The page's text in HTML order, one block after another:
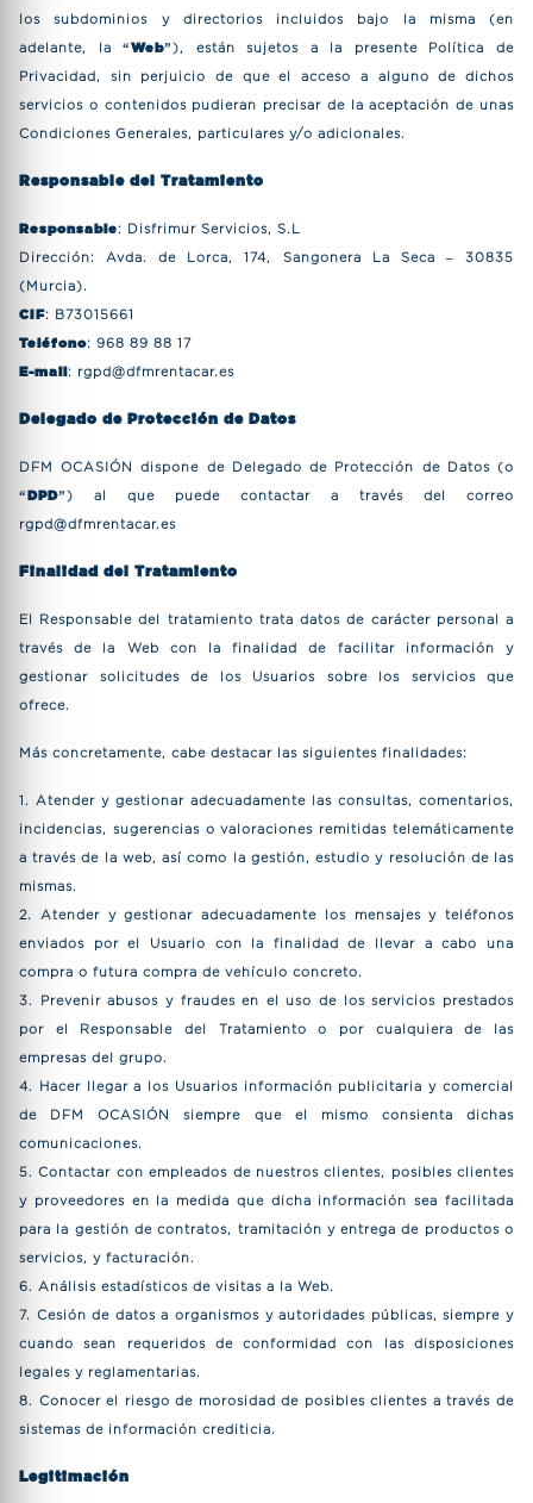
los subdominios y directorios incluidos bajo la misma (en
adelante, la “Web”), están sujetos a la presente Política de
Privacidad, sin perjuicio de que el acceso a alguno de dichos
servicios o contenidos pudieran precisar de la aceptación de unas
Condiciones Generales, particulares y/o adicionales.
Responsable del Tratamiento
Responsable: Disfrimur Servicios, S.L
Dirección: Avda. de Lorca, 174, Sangonera La Seca – 30835
(Murcia).
CIF: B73015661
Teléfono: 968 89 88 17
E-mail: rgpd@dfmrentacar.es
Delegado de Protección de Datos
DFM OCASIÓN dispone de Delegado de Protección de Datos (o
“DPD”) al que puede contactar a través del correo
rgpd@dfmrentacar.es
Finalidad del Tratamiento
El Responsable del tratamiento trata datos de carácter personal a
través de la Web con la finalidad de facilitar información y
gestionar solicitudes de los Usuarios sobre los servicios que
ofrece.
Más concretamente, cabe destacar las siguientes finalidades:
1. Atender y gestionar adecuadamente las consultas, comentarios,
incidencias, sugerencias o valoraciones remitidas telemáticamente
a través de la web, así como la gestión, estudio y resolución de las
mismas.
2. Atender y gestionar adecuadamente los mensajes y teléfonos
enviados por el Usuario con la finalidad de llevar a cabo una
compra o futura compra de vehículo concreto.
3. Prevenir abusos y fraudes en el uso de los servicios prestados
por el Responsable del Tratamiento o por cualquiera de las
empresas del grupo.
4. Hacer llegar a los Usuarios información publicitaria y comercial
de DFM OCASIÓN siempre que el mismo consienta dichas
comunicaciones.
5. Contactar con empleados de nuestros clientes, posibles clientes
y proveedores en la medida que dicha información sea facilitada
para la gestión de contratos, tramitación y entrega de productos o
servicios, y facturación.
6. Análisis estadísticos de visitas a la Web.
7. Cesión de datos a organismos y autoridades públicas, siempre y
cuando sean requeridos de conformidad con las disposiciones
legales y reglamentarias.
8. Conocer el riesgo de morosidad de posibles clientes a través de
sistemas de información crediticia.
Legitimación